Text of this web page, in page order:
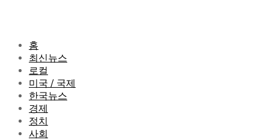
홈
최신뉴스
로컬
미국 / 국제
한국뉴스
경제
정치
사회